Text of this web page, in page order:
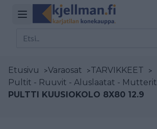
Etusivu >Varaosat >TARVIKKEET >
Pultit - Ruuvit - Aluslaatat - Mutterit
PULTTI KUUSIOKOLO 8X80 12.9